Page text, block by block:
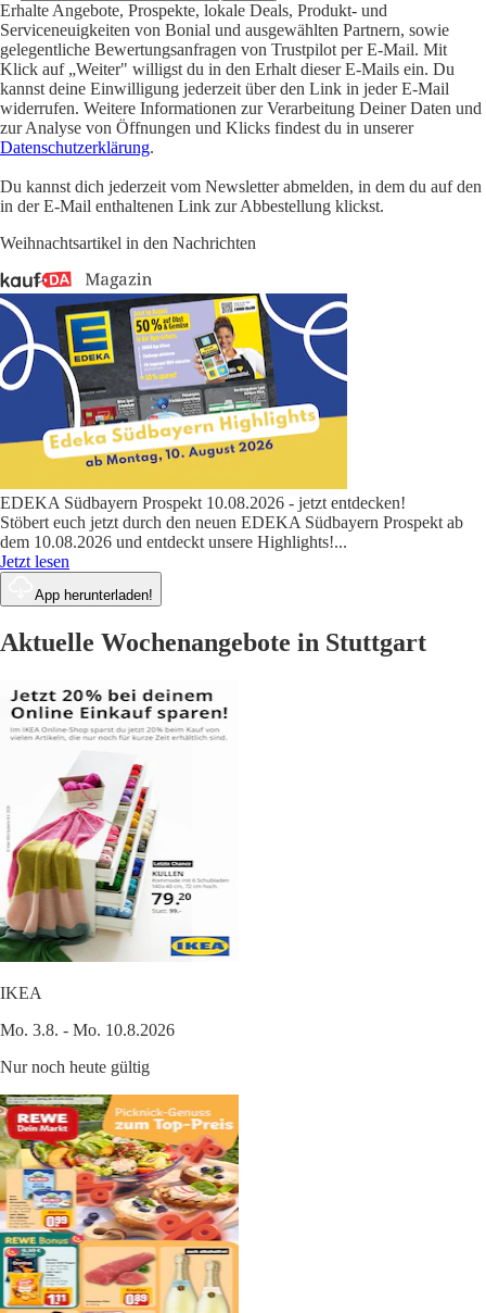
Erhalte Angebote, Prospekte, lokale Deals, Produkt- und
Serviceneuigkeiten von Bonial und ausgewählten Partnern, sowie
gelegentliche Bewertungsanfragen von Trustpilot per E-Mail. Mit
Klick auf „Weiter" willigst du in den Erhalt dieser E-Mails ein. Du
kannst deine Einwilligung jederzeit über den Link in jeder E-Mail
widerrufen. Weitere Informationen zur Verarbeitung Deiner Daten und
zur Analyse von Öffnungen und Klicks findest du in unserer
Datenschutzerklärung.
Du kannst dich jederzeit vom Newsletter abmelden, in dem du auf den
in der E-Mail enthaltenen Link zur Abbestellung klickst.
Weihnachtsartikel in den Nachrichten
EDEKA Südbayern Prospekt 10.08.2026 - jetzt entdecken!
Stöbert euch jetzt durch den neuen EDEKA Südbayern Prospekt ab
dem 10.08.2026 und entdeckt unsere Highlights!...
Jetzt lesen
App herunterladen!
Aktuelle Wochenangebote in Stuttgart
IKEA
Mo. 3.8. - Mo. 10.8.2026
Nur noch heute gültig